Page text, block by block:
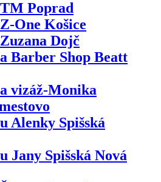
Poprad
One Košice
Dojč
Barber Shop Beatt
vizáž-Monika
Alenky Spišská
Jany Spišská Nová